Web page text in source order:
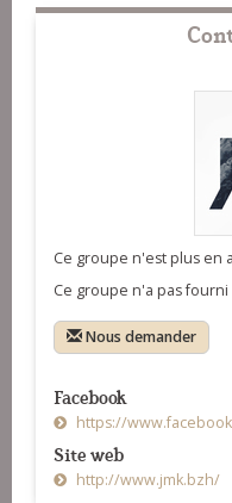
Ce groupe n'est plus en
Ce groupe n'a pas fourni
Nous demander
Facebook
https://
Site web
http://www.jmk.bzh/